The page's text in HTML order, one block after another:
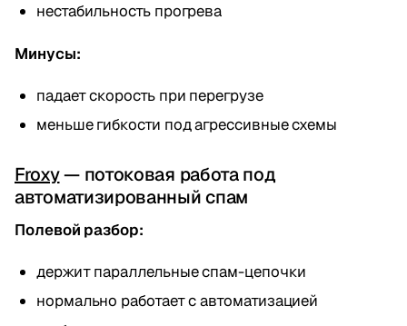
нестабильность прогрева
Минусы:
падает скорость при перегрузе
меньше гибкости под агрессивные схемы
Froxy— потоковая работа под
автоматизированный спам
Полевой разбор:
держит параллельные спам-цепочки
нормально работает с автоматизацией